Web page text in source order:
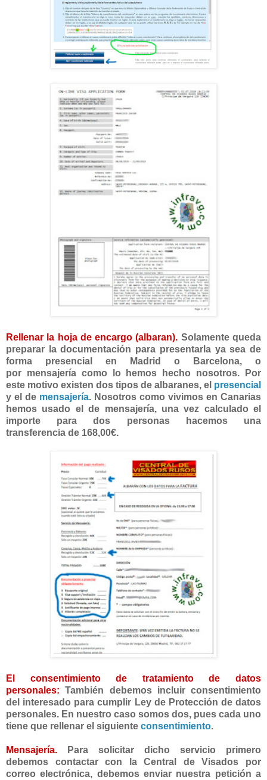
Rellenar la hoja de encargo (albaran). Solamente queda
preparar la documentación para presentarla ya sea de
forma presencial en Madrid o Barcelona, o
por mensajería como lo hemos hecho nosotros. Por
este motivo existen dos tipos de albaranes, el presencial
y el de mensajería. Nosotros como vivimos en Canarias
hemos usado el de mensajería, una vez calculado el
importe para dos personas hacemos una
transferencia de 168,00€.
El consentimiento de tratamiento de datos
personales: También debemos incluir consentimiento
del interesado para cumplir Ley de Protección de datos
personales. En nuestro caso somos dos, pues cada uno
tiene que rellenar el siguiente consentimiento.
Mensajería. Para solicitar dicho servicio primero
debemos contactar con la Central de Visados por
correo electrónica, debemos enviar nuestra petición a